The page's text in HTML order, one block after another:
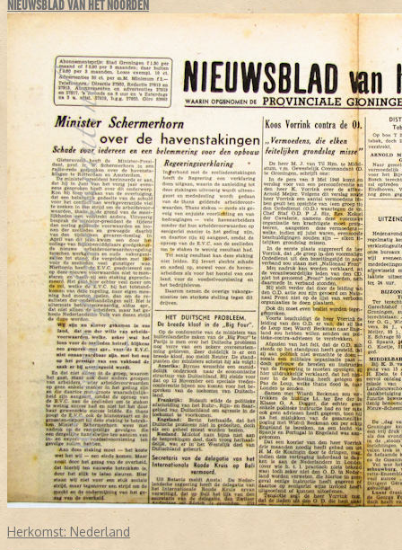
NIEUWSBLAD VAN HET NOORDEN
Herkomst: Nederland